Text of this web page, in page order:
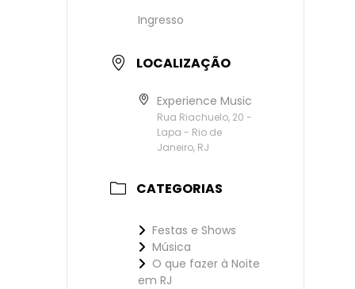
Ingresso
LOCALIZAÇÃO
Experience Music
Rua Riachuelo, 20 -
Lapa - Rio de
Janeiro, RJ
CATEGORIAS
Festas e Shows
Música
O que fazer à Noite
em RJ